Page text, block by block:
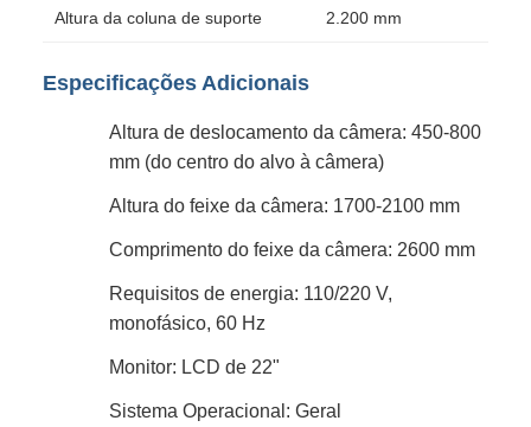
Altura da coluna de suporte 2.200 mm
Especificações Adicionais
Altura de deslocamento da câmera: 450-800
mm (do centro do alvo à câmera)
Altura do feixe da câmera: 1700-2100 mm
Comprimento do feixe da câmera: 2600 mm
Requisitos de energia: 110/220 V,
monofásico, 60 Hz
Monitor: LCD de 22"
Sistema Operacional: Geral